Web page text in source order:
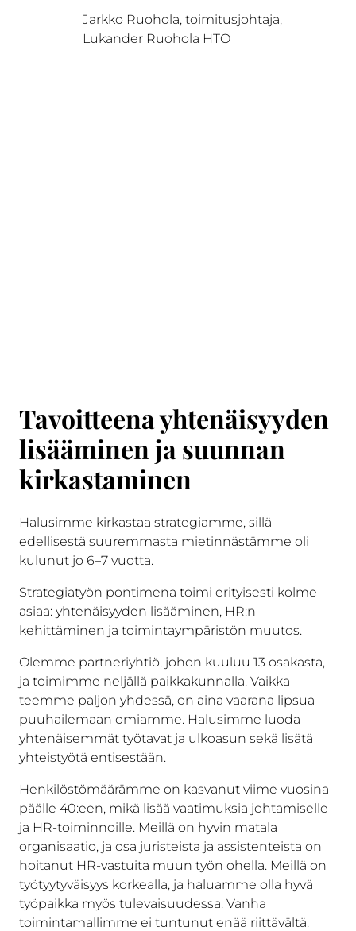
Jarkko Ruohola, toimitusjohtaja,
Lukander Ruohola HTO
Tavoitteena yhtenäisyyden
lisääminen ja suunnan
kirkastaminen
Halusimme kirkastaa strategiamme, sillä
edellisestä suuremmasta mietinnästämme oli
kulunut jo 6–7 vuotta.
Strategiatyön pontimena toimi erityisesti kolme
asiaa: yhtenäisyyden lisääminen, HR:n
kehittäminen ja toimintaympäristön muutos.
Olemme partneriyhtiö, johon kuuluu 13 osakasta,
ja toimimme neljällä paikkakunnalla. Vaikka
teemme paljon yhdessä, on aina vaarana lipsua
puuhailemaan omiamme. Halusimme luoda
yhtenäisemmät työtavat ja ulkoasun sekä lisätä
yhteistyötä entisestään.
Henkilöstömäärämme on kasvanut viime vuosina
päälle 40:een, mikä lisää vaatimuksia johtamiselle
ja HR-toiminnoille. Meillä on hyvin matala
organisaatio, ja osa juristeista ja assistenteista on
hoitanut HR-vastuita muun työn ohella. Meillä on
työtyytyväisyys korkealla, ja haluamme olla hyvä
työpaikka myös tulevaisuudessa. Vanha
toimintamallimme ei tuntunut enää riittävältä.